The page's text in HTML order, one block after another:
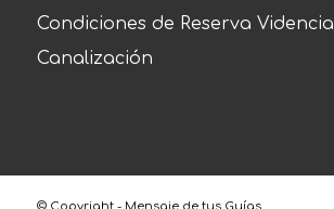
Condiciones de Reserva Videncia
Canalización